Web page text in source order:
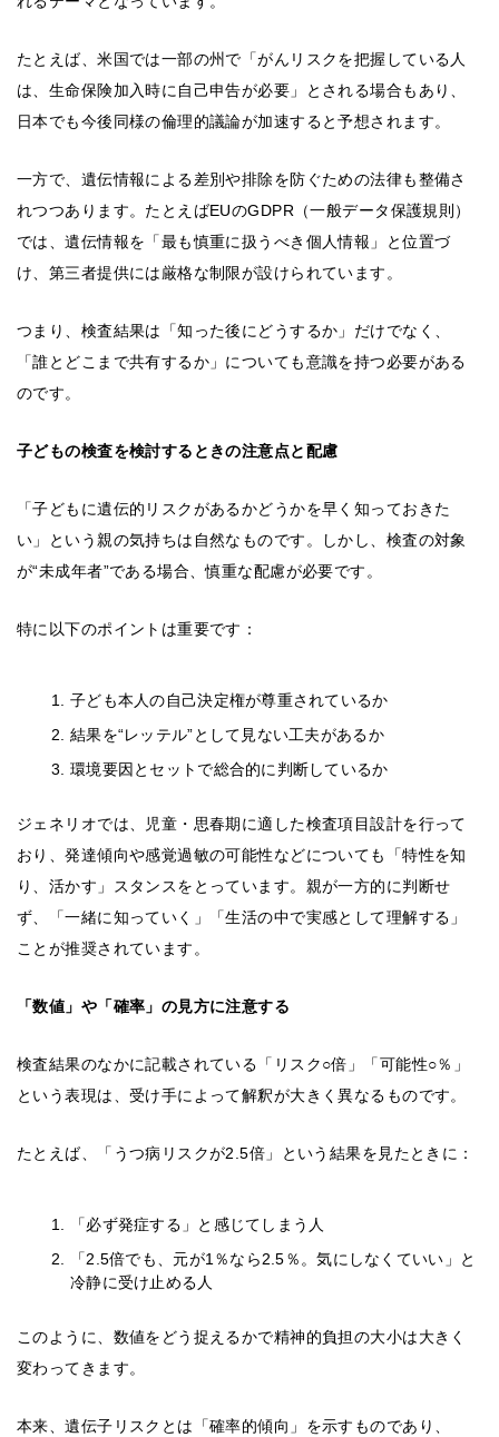
たとえば、米国では一部の州で「がんリスクを把握している人
は、生命保険加入時に自己申告が必要」とされる場合もあり、
日本でも今後同様の倫理的議論が加速すると予想されます。
一方で、遺伝情報による差別や排除を防ぐための法律も整備さ
れつつあります。たとえばEUのGDPR（一般データ保護規則）
では、遺伝情報を「最も慎重に扱うべき個人情報」と位置づ
け、第三者提供には厳格な制限が設けられています。
つまり、検査結果は「知った後にどうするか」だけでなく、
「誰とどこまで共有するか」についても意識を持つ必要がある
のです。
子どもの検査を検討するときの注意点と配慮
「子どもに遺伝的リスクがあるかどうかを早く知っておきた
い」という親の気持ちは自然なものです。しかし、検査の対象
が“未成年者”である場合、慎重な配慮が必要です。
特に以下のポイントは重要です：
子ども本人の自己決定権が尊重されているか
結果を“レッテル”として見ない工夫があるか
環境要因とセットで総合的に判断しているか
ジェネリオでは、児童・思春期に適した検査項目設計を行って
おり、発達傾向や感覚過敏の可能性などについても「特性を知
り、活かす」スタンスをとっています。親が一方的に判断せ
ず、「一緒に知っていく」「生活の中で実感として理解する」
ことが推奨されています。
「数値」や「確率」の見方に注意する
検査結果のなかに記載されている「リスク○倍」「可能性○％」
という表現は、受け手によって解釈が大きく異なるものです。
たとえば、「うつ病リスクが2.5倍」という結果を見たときに：
「必ず発症する」と感じてしまう人
「2.5倍でも、元が1％なら2.5％。気にしなくていい」と
冷静に受け止める人
このように、数値をどう捉えるかで精神的負担の大小は大きく
変わってきます。
本来、遺伝子リスクとは「確率的傾向」を示すものであり、